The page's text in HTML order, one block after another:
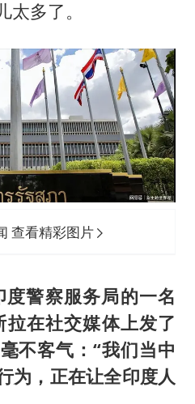
多了。
查看精彩图片
警察服务局的一名
拉在社交媒体上发了
不客气：“我们当中
为，正在让全印度人